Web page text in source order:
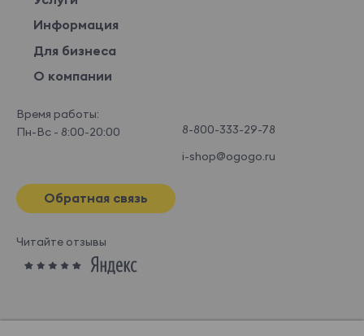
Информация
Для бизнеса
О компании
Время работы:
Пн-Вс - 8:00-20:00
8-800-333-29-78
i-shop@ogogo.ru
Обратная связь
Читайте отзывы